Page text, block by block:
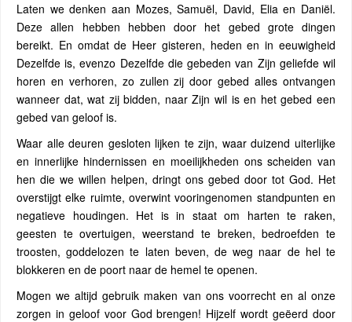
Laten we denken aan Mozes, Samuël, David, Elia en Daniël.
Deze allen hebben hebben door het gebed grote dingen
bereikt. En omdat de Heer gisteren, heden en in eeuwigheid
Dezelfde is, evenzo Dezelfde die gebeden van Zijn geliefde wil
horen en verhoren, zo zullen zij door gebed alles ontvangen
wanneer dat, wat zij bidden, naar Zijn wil is en het gebed een
gebed van geloof is.
Waar alle deuren gesloten lijken te zijn, waar duizend uiterlijke
en innerlijke hindernissen en moeilijkheden ons scheiden van
hen die we willen helpen, dringt ons gebed door tot God. Het
overstijgt elke ruimte, overwint vooringenomen standpunten en
negatieve houdingen. Het is in staat om harten te raken,
geesten te overtuigen, weerstand te breken, bedroefden te
troosten, goddelozen te laten beven, de weg naar de hel te
blokkeren en de poort naar de hemel te openen.
Mogen we altijd gebruik maken van ons voorrecht en al onze
zorgen in geloof voor God brengen! Hijzelf wordt geëerd door